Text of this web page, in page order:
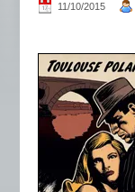
11/10/2015